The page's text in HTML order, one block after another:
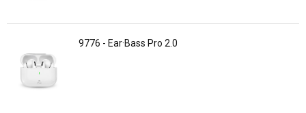
9776 - Ear·Bass Pro 2.0